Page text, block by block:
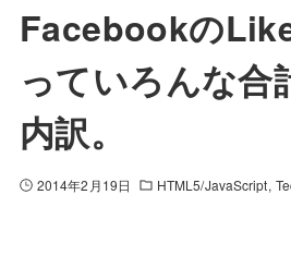
Facebookの
っていろんな合
内訳。
2014年2月19日 HTML5/JavaScript